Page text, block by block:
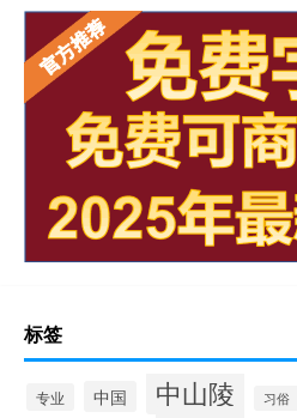
标签
专业 中国 中山陵 习俗